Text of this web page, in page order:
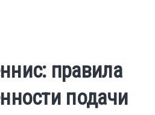
правила
подачи